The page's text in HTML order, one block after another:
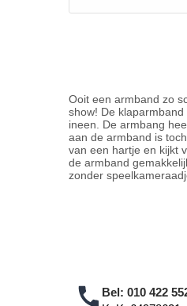
Ooit een armband zo
show! De
ineen. De armbang
aan de armband is
van een hartje en kijkt
de armband
zonder
Bel: 010 422